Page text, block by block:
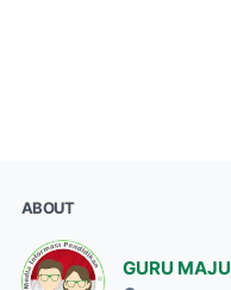
ABOUT
GURU MAJU